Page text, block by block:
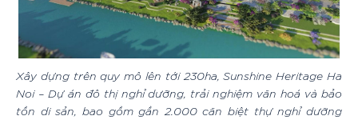
Xây dựng trên quy mô lên tới 230ha, Sunshine Heritage Ha
Noi – Dự án đô thị nghỉ dưỡng, trải nghiệm văn hoá và bảo
tồn di sản, bao gồm gần 2.000 căn biệt thự nghỉ dưỡng